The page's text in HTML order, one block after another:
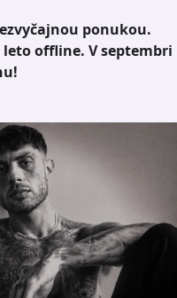
ponukou.
offline. V septembri